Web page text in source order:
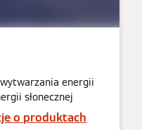
energii
słonecznej
o produktach